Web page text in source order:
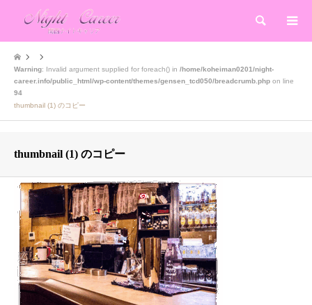
検索
Warning: Invalid argument supplied for foreach() in /home/koheiman0201/night-
career.info/public_html/wp-content/themes/gensen_tcd050/breadcrumb.php on line
94
thumbnail (1) のコピー
thumbnail (1) のコピー